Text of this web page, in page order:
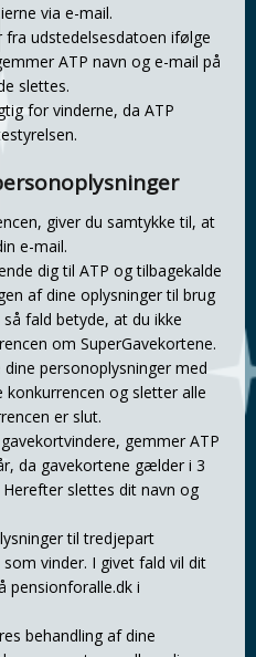
via e-mail.
fra udstedelsesdatoen ifølge
ATP navn og e-mail på
slettes.
for vinderne, da ATP
giver du samtykke til, at
e-mail.
dig til ATP og tilbagekalde
af dine oplysninger til brug
fald betyde, at du ikke
om SuperGavekortene.
personoplysninger med
og sletter alle
er slut.
gemmer ATP
da gavekortene gælder i 3
slettes dit navn og
til tredjepart
vinder. I givet fald vil dit
pensionforalle.dk i
behandling af dine